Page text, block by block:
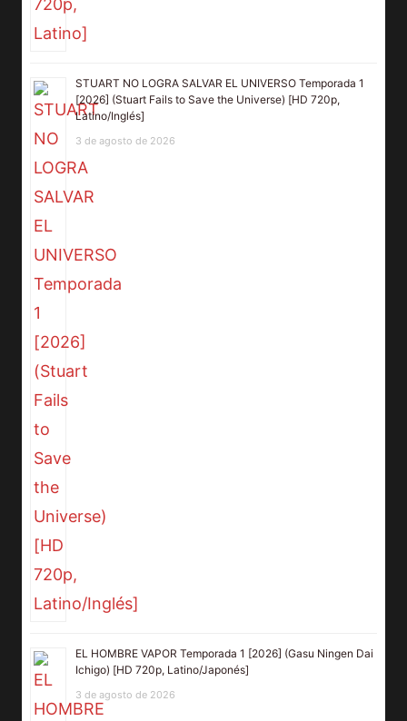
STUART NO LOGRA SALVAR EL UNIVERSO Temporada 1
[2026] (Stuart Fails to Save the Universe) [HD 720p,
Latino/Inglés]
3 de agosto de 2026
EL HOMBRE VAPOR Temporada 1 [2026] (Gasu Ningen Dai
Ichigo) [HD 720p, Latino/Japonés]
3 de agosto de 2026